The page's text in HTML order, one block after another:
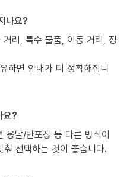
나요?
리, 특수 물품, 이동 거리, 정
하면 안내가 더 정확해집니
요?
용달/반포장 등 다른 방식이
선택하는 것이 좋습니다.